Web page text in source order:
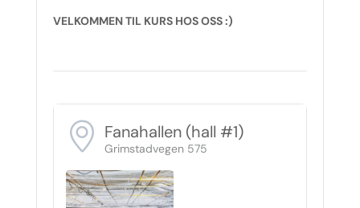
VELKOMMEN TIL KURS HOS OSS :)
Fanahallen (hall #1)
Grimstadvegen 575